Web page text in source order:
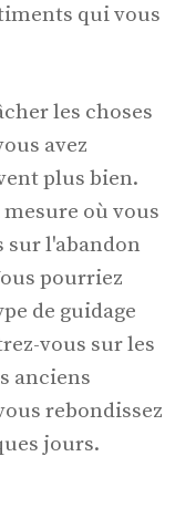
qui vous
les choses
avez
plus bien.
où vous
sur l'abandon
pourriez
de guidage
vous sur les
anciens
rebondissez
jours.